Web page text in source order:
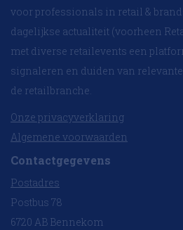
voor professionals in retail &
dagelijkse actualiteit (voorheen
met diverse retailevents een
signaleren en duiden van
de retailbranche.
Onze privacyverklaring
Algemene voorwaarden
Contactgegevens
Postadres
Postbus 78
6720 AB Bennekom